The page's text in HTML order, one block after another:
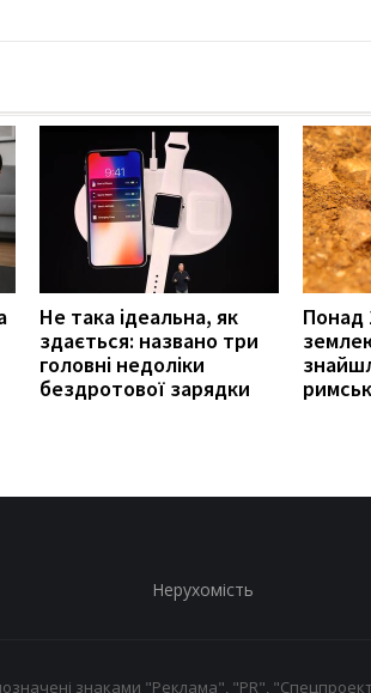
Не така ідеальна, як
здається: названо три
головні недоліки
бездротової зарядки
Понад
Нерухомість
знаками "Реклама", "PR",